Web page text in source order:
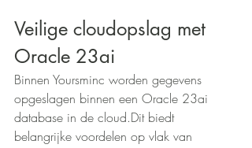
Veilige cloudopslag met
Oracle 23ai
Binnen Yoursminc worden gegevens
opgeslagen binnen een Oracle 23ai
database in de cloud.Dit biedt
belangrijke voordelen op vlak van